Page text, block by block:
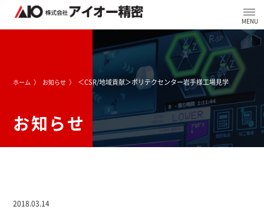
ホーム お知らせ ＜CSR/地域貢献＞ポリテクセンター岩手様工場見学
お知らせ
2018.03.14